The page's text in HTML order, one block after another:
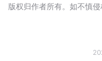
版权归作者所有。如不慎